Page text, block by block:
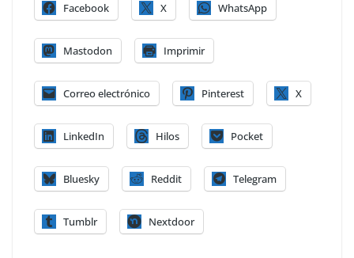
Facebook X WhatsApp
Mastodon Imprimir
Correo electrónico Pinterest X
LinkedIn Hilos Pocket
Bluesky Reddit Telegram
Tumblr Nextdoor